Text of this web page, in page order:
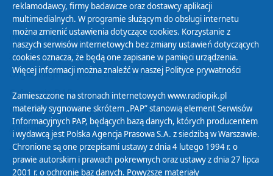
Polityka Prywatności
Zasady korzystania z Serwisu
Organizacje Pożytku Publicznego
Cyfryzacja DAB+
Polityka ochrony danych osobowych
Abonament
Zamówienia publiczne
reklamodawcy, firmy badawcze oraz dostawcy aplikacji
multimedialnych. W programie służącym do obsługi internetu
można zmienić ustawienia dotyczące cookies. Korzystanie z
naszych serwisów internetowych bez zmiany ustawień dotyczących
cookies oznacza, że będą one zapisane w pamięci urządzenia.
Więcej informacji można znaleźć w naszej Polityce prywatności
Zamieszczone na stronach internetowych www.radiopik.pl
materiały sygnowane skrótem „PAP” stanowią element Serwisów
Informacyjnych PAP, będących bazą danych, których producentem
i wydawcą jest Polska Agencja Prasowa S.A. z siedzibą w Warszawie.
Chronione są one przepisami ustawy z dnia 4 lutego 1994 r. o
prawie autorskim i prawach pokrewnych oraz ustawy z dnia 27 lipca
2001 r. o ochronie baz danych. Powyższe materiały